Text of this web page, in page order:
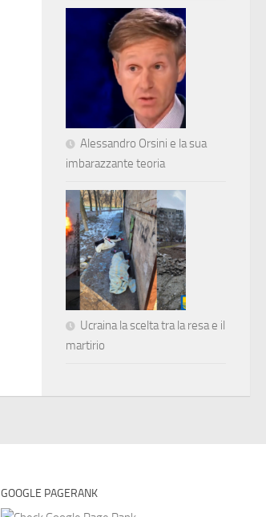
Alessandro Orsini e la sua
imbarazzante teoria
Ucraina la scelta tra la resa e il
martirio
GOOGLE PAGERANK